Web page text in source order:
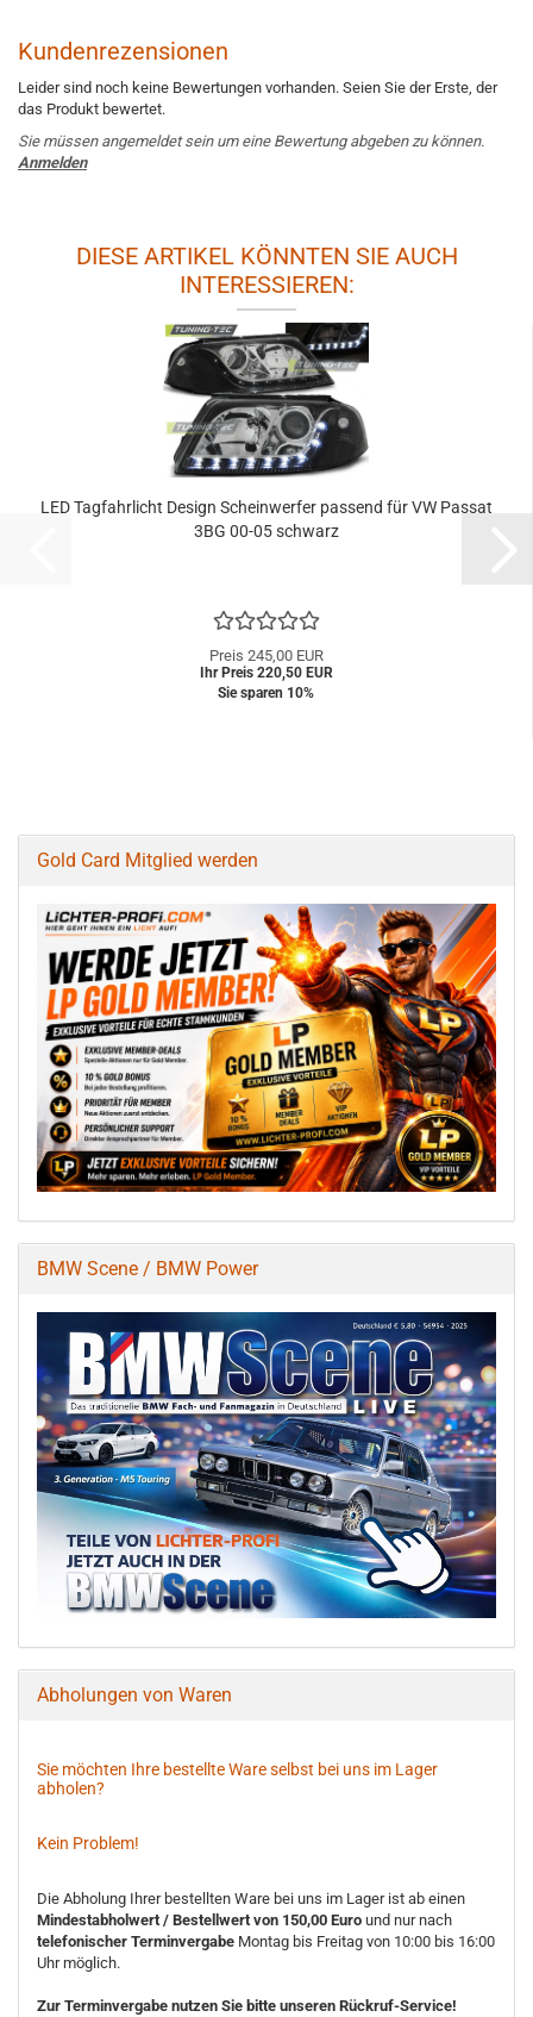
Kundenrezensionen
Leider sind noch keine Bewertungen vorhanden. Seien Sie der Erste, der
das Produkt bewertet.
Sie müssen angemeldet sein um eine Bewertung abgeben zu können.
Anmelden
DIESE ARTIKEL KÖNNTEN SIE AUCH
INTERESSIEREN:
LED Tagfahrlicht Design Scheinwerfer passend für VW Passat
3BG 00-05 schwarz
Preis 245,00 EUR
Ihr Preis 220,50 EUR
Sie sparen 10%
Gold Card Mitglied werden
BMW Scene / BMW Power
Abholungen von Waren
Sie möchten Ihre bestellte Ware selbst bei uns im Lager
abholen?
Kein Problem!
Die Abholung Ihrer bestellten Ware bei uns im Lager ist ab einen
Mindestabholwert / Bestellwert von 150,00 Euro und nur nach
telefonischer Terminvergabe Montag bis Freitag von 10:00 bis 16:00
Uhr möglich.
Zur Terminvergabe nutzen Sie bitte unseren Rückruf-Service!